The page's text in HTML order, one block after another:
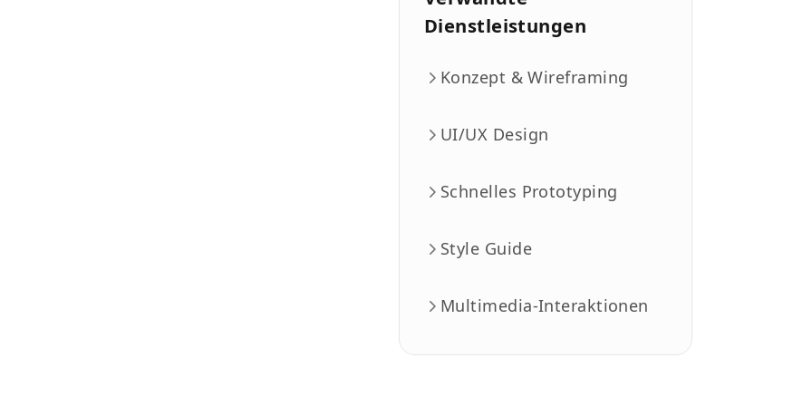
Dienstleistungen
Konzept & Wireframing
UI/UX Design
Schnelles Prototyping
Style Guide
Multimedia-Interaktionen